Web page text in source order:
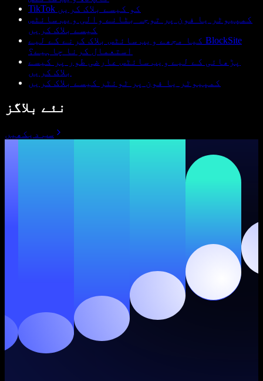
TikTok کو کیسے بلاک کریں
کمپیوٹر یا فون پر توجہ بٹانے والی ویب سائٹس
کیسے بلاک کریں
کیا مجھے ویب سائٹس بلاک کرنے کے لیے BlockSite
استعمال کرنا چاہیے؟
پڑھائی کے لیے ویب سائٹس عارضی طور پر کیسے
بلاک کریں
کمپیوٹر یا فون پر ٹوئٹر کیسے بلاک کریں
نئے بلاگز
سب دیکھیں